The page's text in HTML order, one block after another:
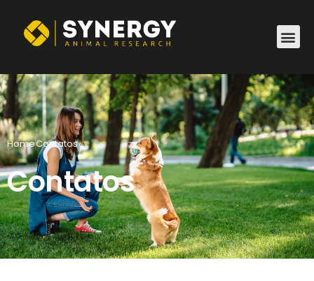
HomeContatos
Contatos